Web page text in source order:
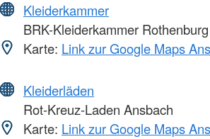
Kleiderkammer
BRK-Kleiderkammer Rothenburg
Karte: Link zur Google Maps
Kleiderläden
Rot-Kreuz-Laden Ansbach
Karte: Link zur Google Maps